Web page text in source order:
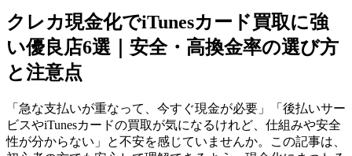
クレカ現金化でiTunesカード買取に強
い優良店6選｜安全・高換金率の選び方
と注意点
「急な支払いが重なって、今すぐ現金が必要」「後払いサー
ビスやiTunesカードの買取が気になるけれど、仕組みや安全
性が分からない」と不安を感じていませんか。この記事は、